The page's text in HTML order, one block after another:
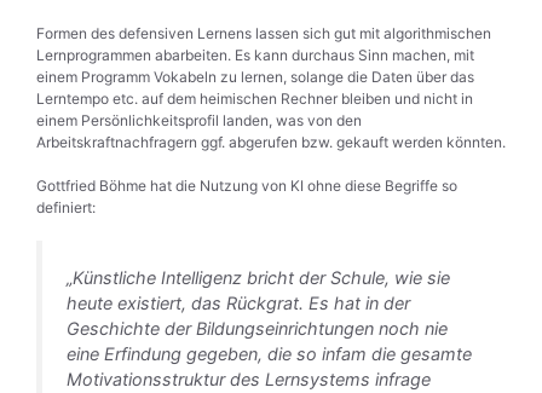
Formen des defensiven Lernens lassen sich gut mit algorithmischen
Lernprogrammen abarbeiten. Es kann durchaus Sinn machen, mit
einem Programm Vokabeln zu lernen, solange die Daten über das
Lerntempo etc. auf dem heimischen Rechner bleiben und nicht in
einem Persönlichkeitsprofil landen, was von den
Arbeitskraftnachfragern ggf. abgerufen bzw. gekauft werden könnten.
Gottfried Böhme hat die Nutzung von KI ohne diese Begriffe so
definiert:
„Künstliche Intelligenz bricht der Schule, wie sie
heute existiert, das Rückgrat. Es hat in der
Geschichte der Bildungseinrichtungen noch nie
eine Erfindung gegeben, die so infam die gesamte
Motivationsstruktur des Lernsystems infrage